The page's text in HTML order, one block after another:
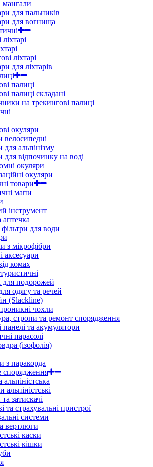
мангали
для пальників
для вогнища
ліхтарі
для ліхтарів
палиці
палиці складані
на трекингові палиці
окуляри
велосипедні
для альпінізму
для відпочинку на воді
окуляри
окуляри
товари
мапи
інструмент
аптечка
фільтри для води
з мікрофібри
аксесуари
комах
для подорожей
одягу та речей
(Slackline)
чохли
стропи та ремонт спорядження
панелі та акумулятори
парасолі
(ізофолія)
з паракорда
спорядження
альпіністські
затискачі
та страхувальні пристрої
системи
вертлюги
каски
кішки